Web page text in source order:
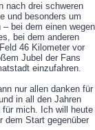
nach drei schweren
und besonders um
bei dem einen wegen
bei dem anderen
46 Kilometer vor
Jubel der Fans
einzufahren.
nur allen danken für
in all den Jahren
für mich. Ich will heute
dem Start gegenüber